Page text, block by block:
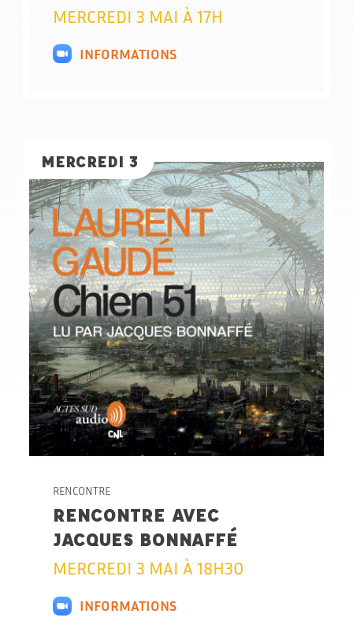
MERCREDI 3 MAI À 17H
INFORMATIONS
MERCREDI 3
RENCONTRE
RENCONTRE AVEC
JACQUES BONNAFFÉ
MERCREDI 3 MAI À 18H30
INFORMATIONS